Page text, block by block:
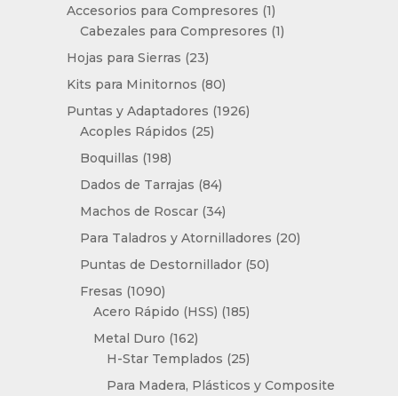
Accesorios para Compresores 11
producto
Cabezales para Compresores 11
Hojas para Sierras 2323
productos
Kits para Minitornos 8080
productos
Puntas y Adaptadores 19261926
Acoples Rápidos 2525
Boquillas 198198
productos
Dados de Tarrajas 8484
productos
Machos de Roscar 3434
productos
Para Taladros y Atornilladores 2020
Puntas de Destornillador 5050
Fresas 10901090
productos
Acero Rápido (HSS) 185185
Metal Duro 162162
productos
H-Star Templados 2525
productos
Para Madera, Plásticos y Composite